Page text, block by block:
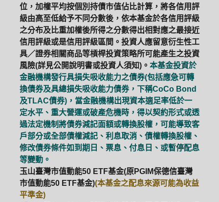
位，加權平均按個別持債市值佔比計算，將各信用評
級由高至低給予不同分數後，依本基金於各信用評級
之分布及比重加權後所得之分數得出相對應之最接近
信用評級或是信用評級區間。投資人應留意衍生性工
具／證券相關商品等槓桿投資策略所可能產生之投資
風險(詳見公開說明書或投資人須知)。 本基金投資於
金融機構發行具損失吸收能力之債券(包括應急可轉
換債券及具總損失吸收能力債券，下稱CoCo Bond
及TLAC債券)，當金融機構出現資本適足率低於一
定水平、重大營運或破產危機時，得以契約形式或透
過法定機制將債券減記面額或轉換股權，可能導致客
戶部分或全部債權減記、利息取消、債權轉換股權、
修改債券條件如到期日、票息、付息日、或暫停配息
等變動。
玉山臺灣市值動能50 ETF基金(原PGIM保德信臺灣
市值動能50 ETF基金)(本基金之配息來源可能為收益
平準金)